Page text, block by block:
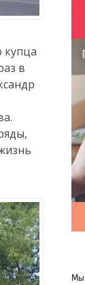
купца
в
Мы